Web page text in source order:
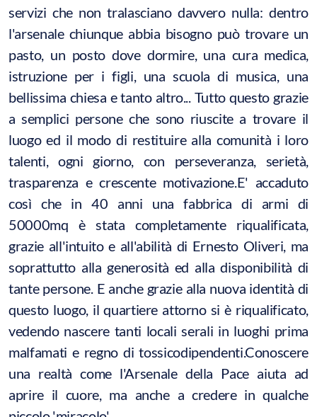
servizi che non tralasciano davvero nulla: dentro
l'arsenale chiunque abbia bisogno può trovare un
pasto, un posto dove dormire, una cura medica,
istruzione per i figli, una scuola di musica, una
bellissima chiesa e tanto altro... Tutto questo grazie
a semplici persone che sono riuscite a trovare il
luogo ed il modo di restituire alla comunità i loro
talenti, ogni giorno, con perseveranza, serietà,
trasparenza e crescente motivazione.E' accaduto
così che in 40 anni una fabbrica di armi di
50000mq è stata completamente riqualificata,
grazie all'intuito e all'abilità di Ernesto Oliveri, ma
soprattutto alla generosità ed alla disponibilità di
tante persone. E anche grazie alla nuova identità di
questo luogo, il quartiere attorno si è riqualificato,
vedendo nascere tanti locali serali in luoghi prima
malfamati e regno di tossicodipendenti.Conoscere
una realtà come l'Arsenale della Pace aiuta ad
aprire il cuore, ma anche a credere in qualche